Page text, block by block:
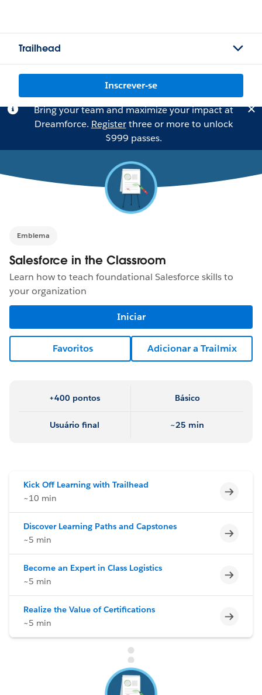
Trailhead
Inscrever-se
Bring your team and maximize your impact at
Dreamforce. Registerthree or more to unlock
$999 passes.
Emblema
Salesforce in the Classroom
Learn how to teach foundational Salesforce skills to
your organization
Iniciar
Favoritos Adicionar a Trailmix
+400 pontos Básico
Usuário final ~25 min
Kick Off Learning with Trailhead
~10 min
Discover Learning Paths and Capstones
~5 min
Become an Expert in Class Logistics
~5 min
Realize the Value of Certifications
~5 min